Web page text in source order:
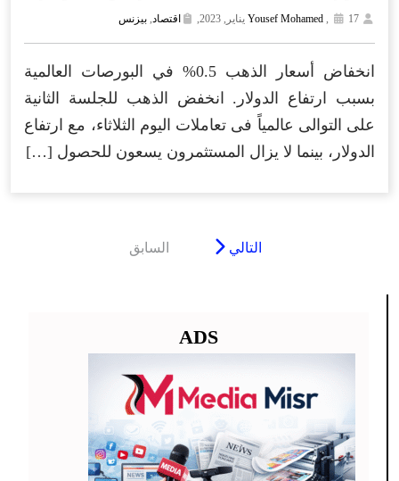
Yousef Mohamed 17 يناير, 2023, اقتصاد بيزنس
انخفاض أسعار الذهب 0.5% في البورصات العالمية
بسبب ارتفاع الدولار. انخفض الذهب للجلسة الثانية
على التوالى عالمياً فى تعاملات اليوم الثلاثاء، مع ارتفاع
الدولار، بينما لا يزال المستثمرون يسعون للحصول […]
التالي السابق
ADS